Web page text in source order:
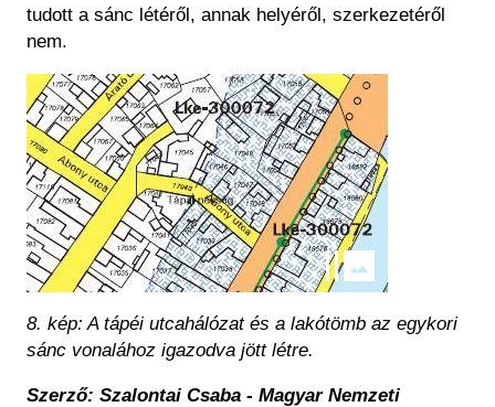
tudott a sánc létéről, annak helyéről, szerkezetéről
nem.
Kép
8. kép: A tápéi utcahálózat és a lakótömb az egykori
sánc vonalához igazodva jött létre.
Szerző: Szalontai Csaba - Magyar Nemzeti